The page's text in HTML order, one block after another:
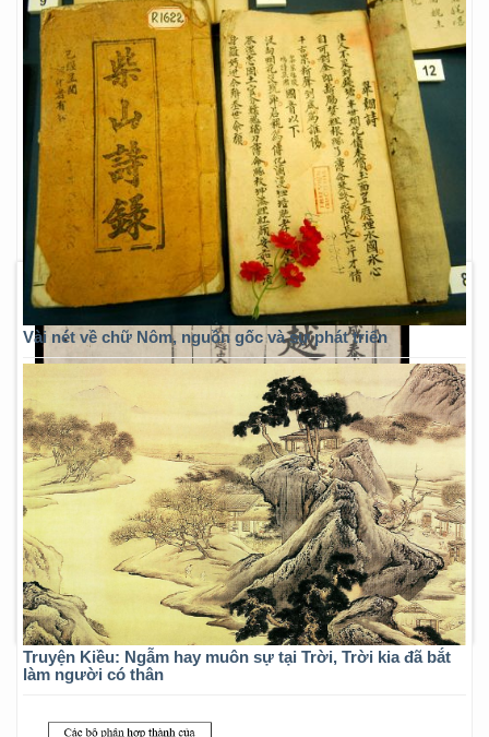
Vài nét về chữ Nôm, nguồn gốc và sự phát triển
Truyện Kiều: Ngẫm hay muôn sự tại Trời, Trời kia đã bắt
làm người có thân